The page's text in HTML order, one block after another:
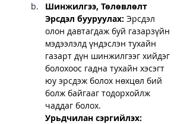
Шинжилгээ, Төлөвлөлт
Эрсдэл бууруулах: Эрсдэл
олон давтагдаж буй газарзүйн
мэдээлэлд үндэслэн тухайн
газарт дүн шинжилгээг хийдэг
болохоос гадна тухайн хэсэгт
юу эрсдэж болох нөхцөл бий
болж байгааг тодорхойлж
чаддаг болох.
Урьдчилан сэргийлэх: